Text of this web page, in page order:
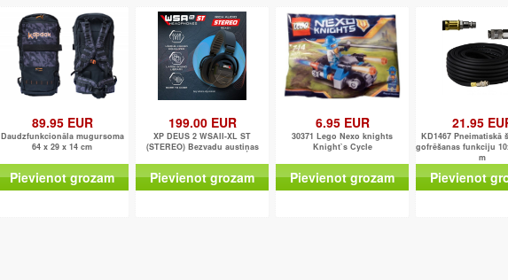
89.95 EUR
Daudzfunkcionāla mugursoma
64 x 29 x 14 cm
Pievienot grozam
199.00 EUR
XP DEUS 2 WSAII-XL ST
(STEREO) Bezvadu austiņas
Pievienot grozam
6.95 EUR
30371 Lego Nexo knights
Knight`s Cycle
Pievienot grozam
21.95
KD1467 Pneimatiskā
gofrēšanas funkciju
m
Pievienot